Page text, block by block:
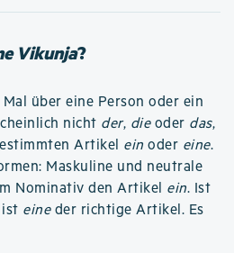
Vikunja?
über eine Person oder ein
nicht der, dieoder das,
Artikel ein oder eine.
Maskuline und neutrale
Nominativ den Artikel ein. Ist
eineder richtige Artikel. Es